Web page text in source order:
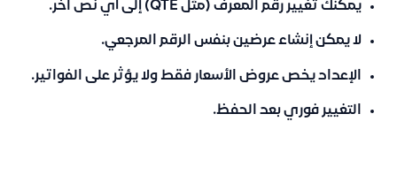
يمكنك تغيير رقم المعرف (مثل QTE) إلى أي نص آخر.
لا يمكن إنشاء عرضين بنفس الرقم المرجعي.
الإعداد يخص عروض الأسعار فقط ولا يؤثر على الفواتير.
التغيير فوري بعد الحفظ.